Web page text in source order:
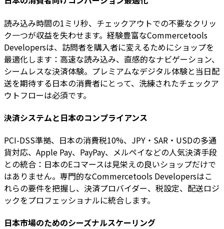
読み込み時間の1ミリ秒、チェックアウトでの不要なクリッ
ク一つが収益を失わせます。経験豊富なCommercetools
Developersは、訪問者を購入者に変えるためにショップを
最適化します：高速な読み込み、直感的なナビゲーション、
シームレスな決済体験。プレミアムなデジタル体験と当日配
送を期待する日本の消費者にとって、洗練されたチェックア
ウトフローは必須です。
決済システムと日本のコンプライアンス
PCI-DSS準拠、日本の消費税10%、JPY・SAR・USDの多通
貨対応、Apple Pay、PayPay、メルペイなどの人気決済手段
との統合：日本のEコマースは見栄えの良いショップだけで
はありません。専門的なCommercetools Developersはこ
れらの要件を把握し、決済プロバイダー、税設定、配送ロジ
ックをプロフェッショナルに統合します。
日本市場のためのシーズナルスケーリング